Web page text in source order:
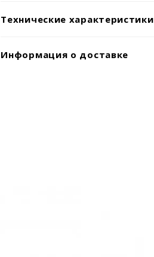
Технические характеристики
Информация о доставке